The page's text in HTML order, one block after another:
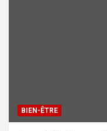
BIEN-ÊTRE